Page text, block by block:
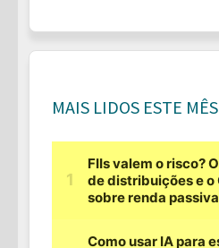
MAIS LIDOS ESTE MÊS